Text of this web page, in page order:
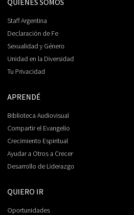
Staff Argentina
Declaración de Fe
Sexualidad y Género
Unidad en la Diversidad
Tu Privacidad
APRENDÉ
Biblioteca Audiovisual
Compartir el Evangelio
Crecimiento Espiritual
Ayudar a Otros a Crecer
Desarrollo de Liderazgo
QUIERO IR
Oportunidades